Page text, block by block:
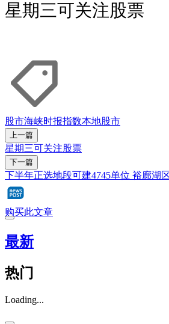
星期三可关注股票
股市海峡时报指数本地股市
上一篇
星期三可关注股票
下一篇
下半年正选地段可建4745单位 裕廊湖
购买此文章
最新
热门
Loading...